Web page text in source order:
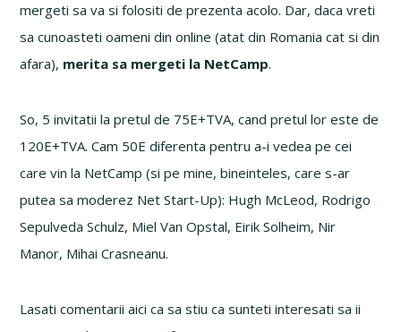
mergeti sa va si folositi de prezenta acolo. Dar, daca vreti
sa cunoasteti oameni din online (atat din Romania cat si din
afara), merita sa mergeti la NetCamp.
So, 5 invitatii la pretul de 75E+TVA, cand pretul lor este de
120E+TVA. Cam 50E diferenta pentru a-i vedea pe cei
care vin la NetCamp (si pe mine, bineinteles, care s-ar
putea sa moderez Net Start-Up): Hugh McLeod, Rodrigo
Sepulveda Schulz, Miel Van Opstal, Eirik Solheim, Nir
Manor, Mihai Crasneanu.
Lasati comentarii aici ca sa stiu ca sunteti interesati sa ii